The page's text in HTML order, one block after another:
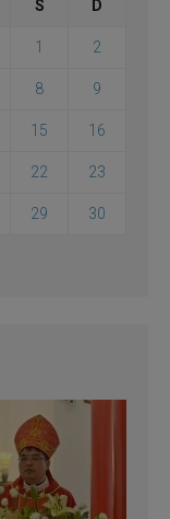
S D
1 2
8 9
15 16
22 23
29 30